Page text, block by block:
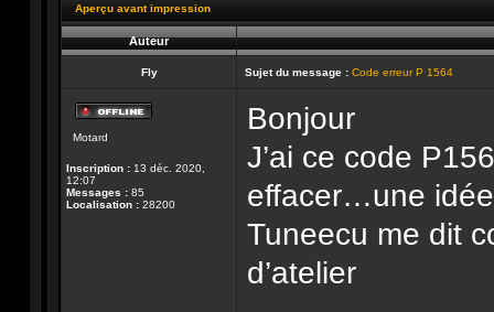
Aperçu avant impression
Auteur
Fly Sujet du message : Code erreur P 1564
Motard
Inscription : 13 déc. 2020,
12:07
Messages : 85
Localisation : 28200
Bonjour
J’ai ce code
effacer…une
Tuneecu me dit
d’atelier